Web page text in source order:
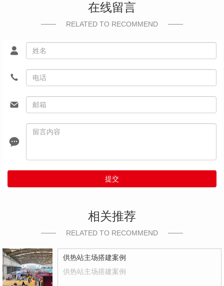
在线留言
RELATED TO RECOMMEND
提交
相关推荐
RELATED TO RECOMMEND
供热站主场搭建案例
供热站主场搭建案例